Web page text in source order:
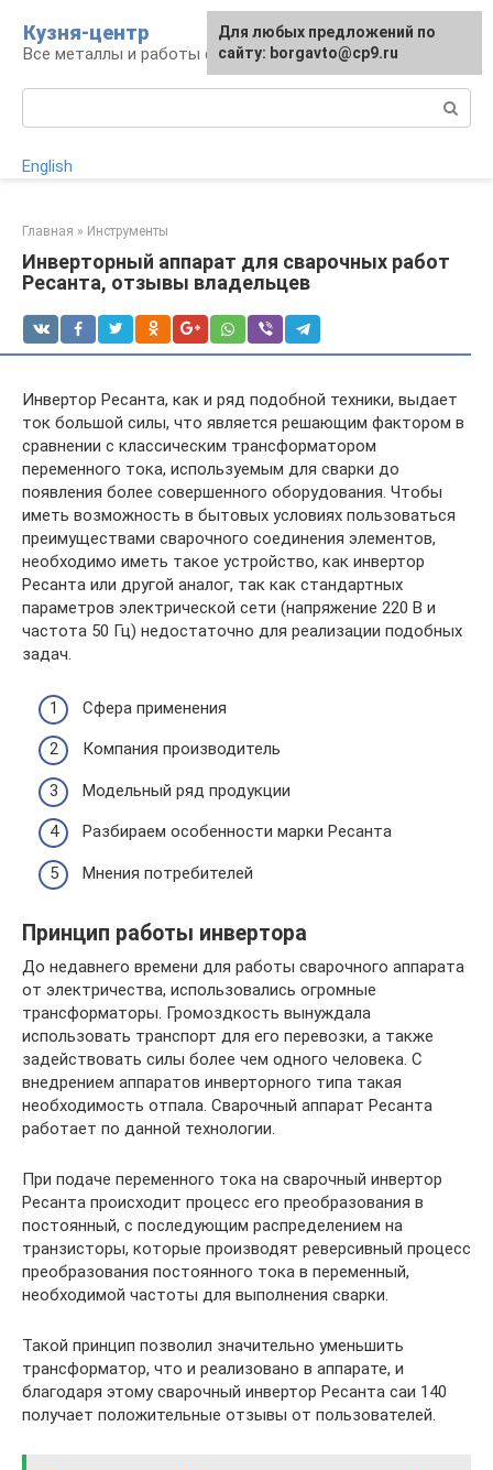
контенту
Кузня-центр
Все металлы и работы с ними
English
Главная » Инструменты
Инверторный аппарат для сварочных работ
Ресанта, отзывы владельцев
Инвертор Ресанта, как и ряд подобной техники, выдает
ток большой силы, что является решающим фактором в
сравнении с классическим трансформатором
переменного тока, используемым для сварки до
появления более совершенного оборудования. Чтобы
иметь возможность в бытовых условиях пользоваться
преимуществами сварочного соединения элементов,
необходимо иметь такое устройство, как инвертор
Ресанта или другой аналог, так как стандартных
параметров электрической сети (напряжение 220 В и
частота 50 Гц) недостаточно для реализации подобных
задач.
Сфера применения
Компания производитель
Модельный ряд продукции
Разбираем особенности марки Ресанта
Мнения потребителей
Принцип работы инвертора
До недавнего времени для работы сварочного аппарата
от электричества, использовались огромные
трансформаторы. Громоздкость вынуждала
использовать транспорт для его перевозки, а также
задействовать силы более чем одного человека. С
внедрением аппаратов инверторного типа такая
необходимость отпала. Сварочный аппарат Ресанта
работает по данной технологии.
При подаче переменного тока на сварочный инвертор
Ресанта происходит процесс его преобразования в
постоянный, с последующим распределением на
транзисторы, которые производят реверсивный процесс
преобразования постоянного тока в переменный,
необходимой частоты для выполнения сварки.
Такой принцип позволил значительно уменьшить
трансформатор, что и реализовано в аппарате, и
благодаря этому сварочный инвертор Ресанта саи 140
получает положительные отзывы от пользователей.
Для любых предложений по
сайту: borgavto@cp9.ru